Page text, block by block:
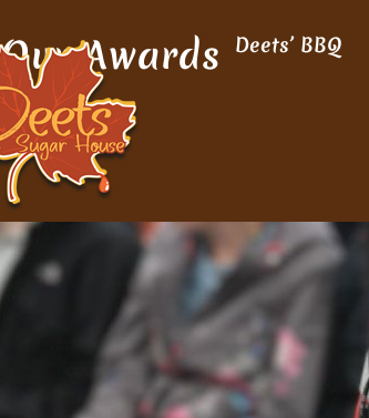
Deets’ BBQ
Our Awards